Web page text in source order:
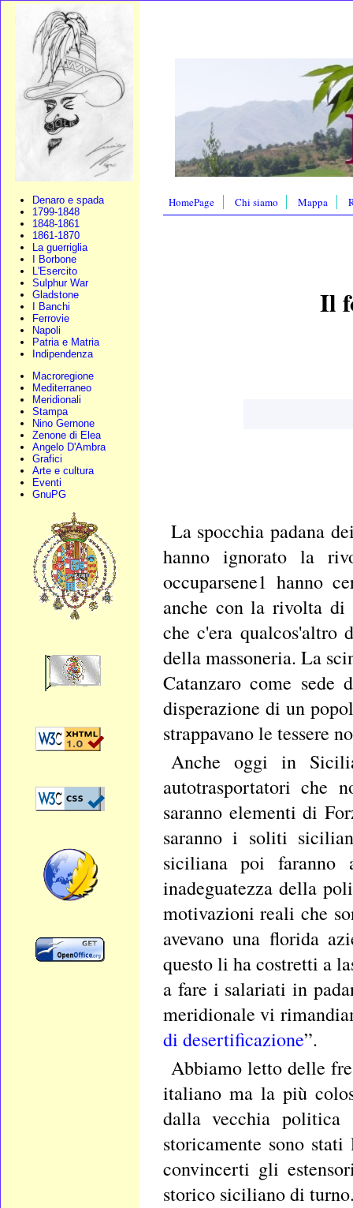
Denaro e spada
1799-1848
1848-1861
1861-1870
La guerriglia
I Borbone
L'Esercito
Sulphur War
Gladstone
I Banchi
Ferrovie
Napoli
Patria e Matria
Indipendenza
Macroregione
Mediterraneo
Meridionali
Stampa
Nino Gernone
Zenone di Elea
Angelo D'Ambra
Grafici
Arte e cultura
Eventi
GnuPG
HomePage Chi siamo Mappa
Il
La spocchia padana
hanno ignorato la
occuparsene1 hanno
anche con la rivolta di
che c'era qualcos'altro
della massoneria. La
Catanzaro come sede
disperazione di un
strappavano le tessere
Anche oggi in
autotrasportatori che
saranno elementi di
saranno i soliti
siciliana poi
inadeguatezza della
motivazioni reali che
avevano una florida
questo li ha costretti a
a fare i salariati in
meridionale vi
di desertificazione”.
Abbiamo letto delle
italiano ma la più
dalla vecchia
storicamente sono
convincerti gli
storico siciliano di